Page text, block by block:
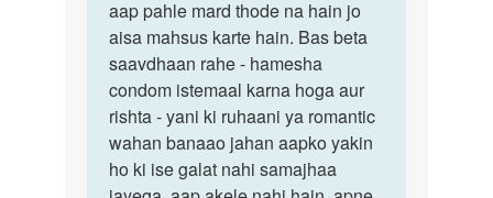
aap pahle mard thode na hain jo
aisa mahsus karte hain. Bas beta
saavdhaan rahe - hamesha
condom istemaal karna hoga aur
rishta - yani ki ruhaani ya romantic
wahan banaao jahan aapko yakin
ho ki ise galat nahi samajhaa